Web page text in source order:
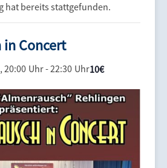
hat bereits stattgefunden.
in Concert
20:00 -22:30 10€